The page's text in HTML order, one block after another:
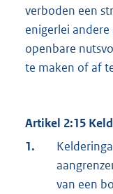
verboden een
enigerlei
openbare
te maken of af
Artikel 2:15
1.
van een